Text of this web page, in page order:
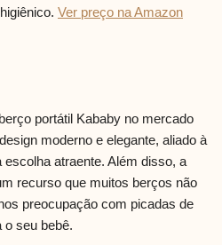
Ver preço na Amazon
portátil Kababy no mercado
moderno e elegante, aliado à
atraente. Além disso, a
recurso que muitos berços não
preocupação com picadas de
o seu bebê.